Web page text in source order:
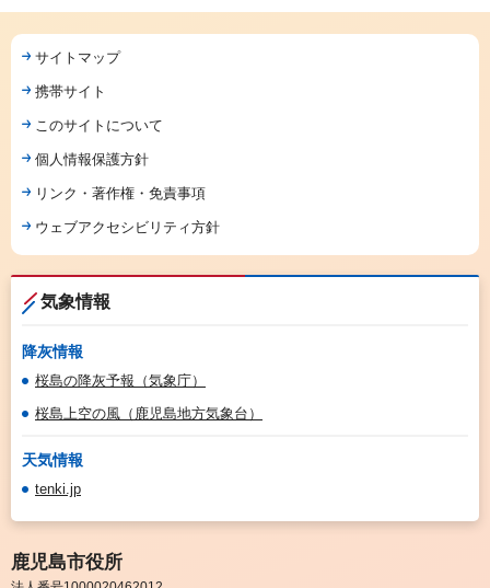
サイトマップ
携帯サイト
このサイトについて
個人情報保護方針
リンク・著作権・免責事項
ウェブアクセシビリティ方針
気象情報
降灰情報
桜島の降灰予報（気象庁）
桜島上空の風（鹿児島地方気象台）
天気情報
tenki.jp
鹿児島市役所